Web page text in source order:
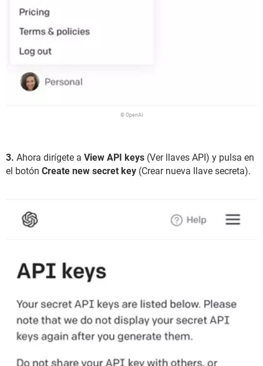
© OpenAI
3. Ahora dirígete a View API keys (Ver llaves API) y pulsa en
el botón Create new secret key (Crear nueva llave secreta).